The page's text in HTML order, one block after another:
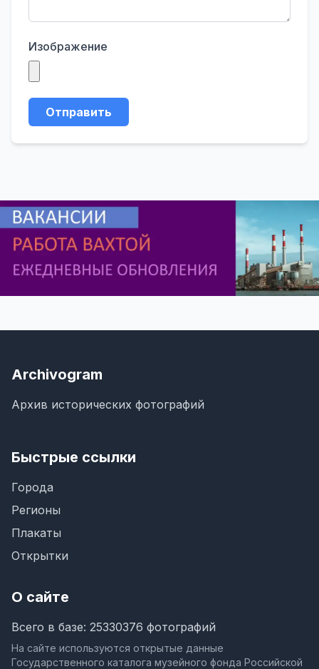
Изображение
Отправить
Archivogram
Архив исторических фотографий
Быстрые ссылки
Города
Регионы
Плакаты
Открытки
О сайте
Всего в базе: 25330376 фотографий
На сайте используются открытые данные
Государственного каталога музейного фонда Российской